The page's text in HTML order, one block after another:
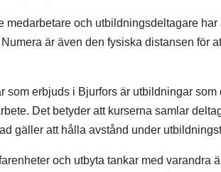
medarbetare och utbildningsdeltagare
är även den fysiska distansen för
som erbjuds i Bjurfors är utbildningar
Det betyder att kurserna samlar
gäller att hålla avstånd under
och utbyta tankar med varandra